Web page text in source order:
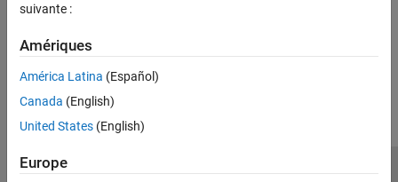
suivante :
Amériques
América Latina (Español)
Canada (English)
United States (English)
Europe